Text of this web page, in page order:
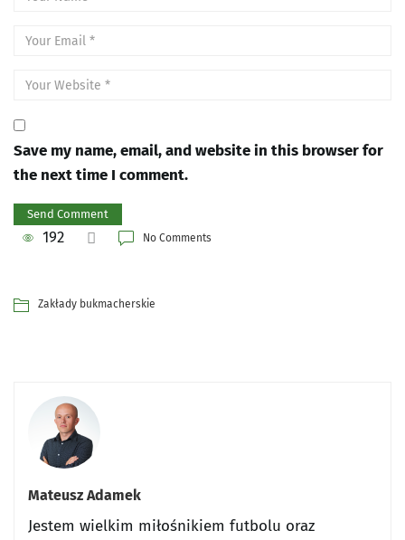
Save my name, email, and website in this browser for
the next time I comment.
192 No Comments
Zakłady bukmacherskie
Mateusz Adamek
Jestem wielkim miłośnikiem futbolu oraz